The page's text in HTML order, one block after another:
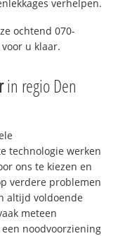
verhelpen.
ochtend 070-
u klaar.
in regio Den
technologie werken
ons te kiezen en
verdere problemen
altijd voldoende
meteen
noodvoorziening